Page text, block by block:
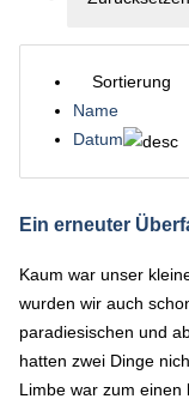
Sortierung
Name
Datum
Ein erneuter
Kaum war unser
wurden wir auch
paradiesischen und
hatten zwei Dinge
Limbe war zum einen